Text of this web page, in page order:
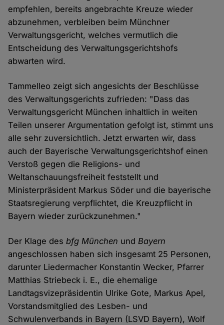
empfehlen, bereits angebrachte Kreuze wieder
abzunehmen, verbleiben beim Münchner
Verwaltungsgericht, welches vermutlich die
Entscheidung des Verwaltungsgerichtshofs
abwarten wird.
Tammelleo zeigt sich angesichts der Beschlüsse
des Verwaltungsgerichts zufrieden: "Dass das
Verwaltungsgericht München inhaltlich in weiten
Teilen unserer Argumentation gefolgt ist, stimmt uns
alle sehr zuversichtlich. Jetzt erwarten wir, dass
auch der Bayerische Verwaltungsgerichtshof einen
Verstoß gegen die Religions- und
Weltanschauungsfreiheit feststellt und
Ministerpräsident Markus Söder und die bayerische
Staatsregierung verpflichtet, die Kreuzpflicht in
Bayern wieder zurückzunehmen."
Der Klage desbfg München undBayern
angeschlossen haben sich insgesamt 25 Personen,
darunter Liedermacher Konstantin Wecker, Pfarrer
Matthias Striebeck i. E., die ehemalige
Landtagsvizepräsidentin Ulrike Gote, Markus Apel,
Vorstandsmitglied des Lesben- und
Schwulenverbands in Bayern (LSVD Bayern), Wolf